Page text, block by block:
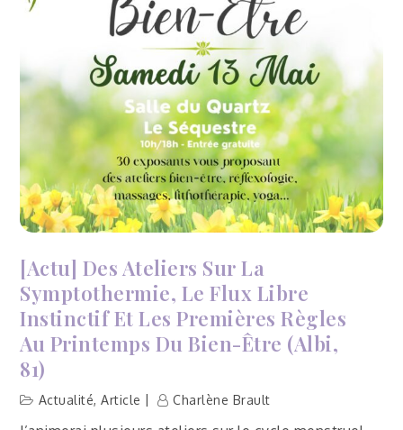
Révolution
menstruelle
–
Lisle-
sur-
Tarn
(81)
[Actu] Des Ateliers Sur La
Symptothermie, Le Flux Libre
Instinctif Et Les Premières Règles
Au Printemps Du Bien-Être (Albi,
81)
Actualité,Article Charlène Brault